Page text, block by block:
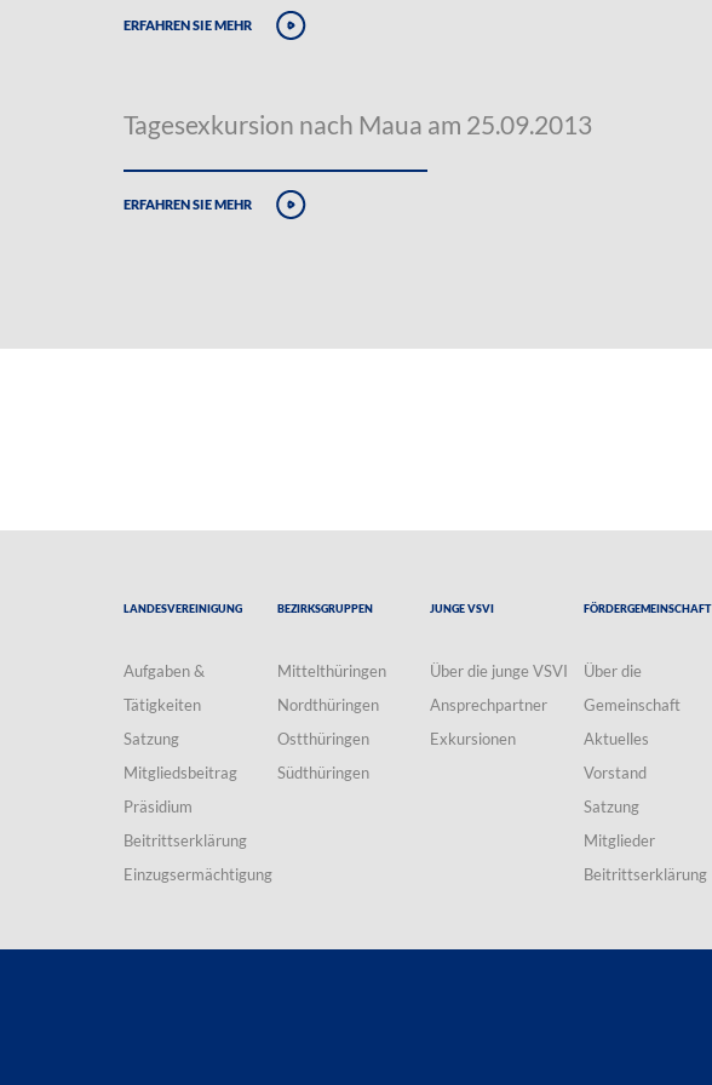
erfahren sie mehr
Tagesexkursion nach Maua am 25.09.2013
erfahren sie mehr
Landesvereinigung
Aufgaben &
Tätigkeiten
Satzung
Mitgliedsbeitrag
Präsidium
Beitrittserklärung
Einzugsermächtigung
Bezirksgruppen
Mittelthüringen
Nordthüringen
Ostthüringen
Südthüringen
Junge VSVI
Über die junge VSVI
Ansprechpartner
Exkursionen
Fördergemeinschaft
Über die
Gemeinschaft
Aktuelles
Vorstand
Satzung
Mitglieder
Beitrittserklärung